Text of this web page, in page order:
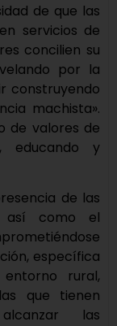
de que las
servicios de
concilien su
por la
construyendo
machista».
de valores de
educando y
de las
así como el
específica
rural,
que tienen
las